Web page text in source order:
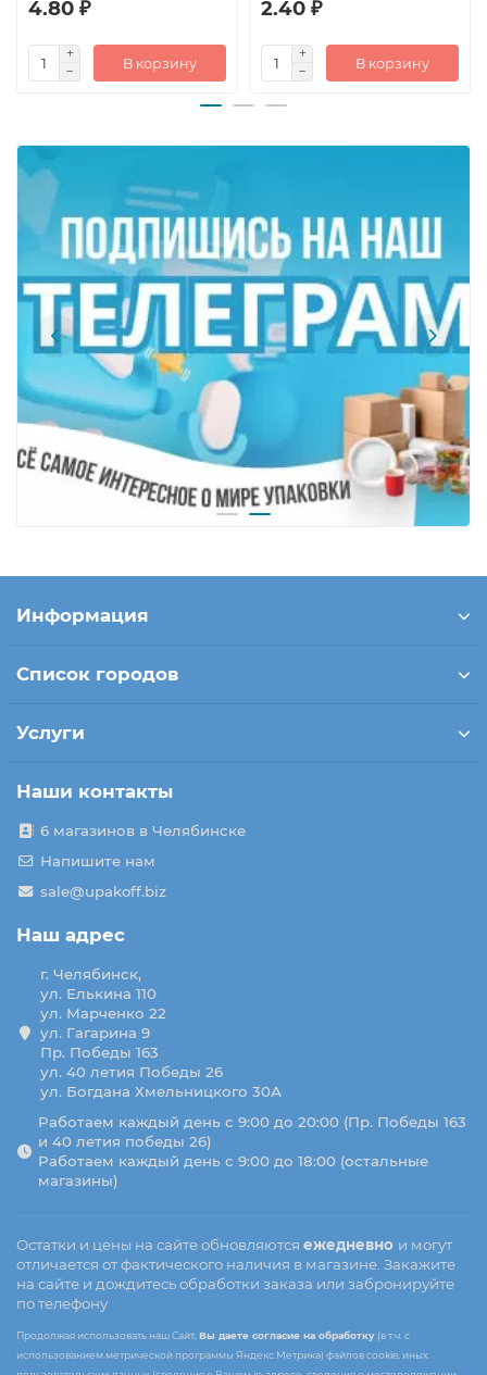
4.80 ₽
В корзину
2.40 ₽
В корзину
Информация
Список городов
Услуги
Наши контакты
6 магазинов в Челябинске
Напишите нам
sale@upakoff.biz
Наш адрес
г. Челябинск,
ул. Елькина 110
ул. Марченко 22
ул. Гагарина 9
Пр. Победы 163
ул. 40 летия Победы 26
ул. Богдана Хмельницкого 30А
Работаем каждый день с 9:00 до 20:00 (Пр. Победы 163
и 40 летия победы 26)
Работаем каждый день с 9:00 до 18:00 (остальные
магазины)
Остатки и цены на сайте обновляются ежедневно и могут
отличается от фактического наличия в магазине. Закажите
на сайте и дождитесь обработки заказа или забронируйте
по телефону
Продолжая использовать наш Сайт, Вы даете согласие на обработку (в т.ч. с
использованием метрической программы Яндекс.Метрика) файлов cookie, иных